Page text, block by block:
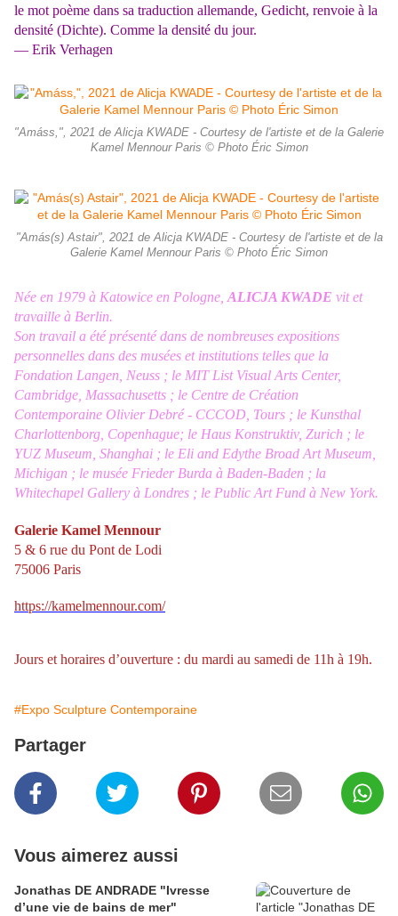
le mot poème dans sa traduction allemande, Gedicht, renvoie à la
densité (Dichte). Comme la densité du jour.
— Erik Verhagen
"Amáss,", 2021 de Alicja KWADE - Courtesy de l'artiste et de la Galerie
Kamel Mennour Paris © Photo Éric Simon
"Amás(s) Astair", 2021 de Alicja KWADE - Courtesy de l'artiste et de la
Galerie Kamel Mennour Paris © Photo Éric Simon
Née en 1979 à Katowice en Pologne, ALICJA KWADE vit et
travaille à Berlin.
Son travail a été présenté dans de nombreuses expositions
personnelles dans des musées et institutions telles que la
Fondation Langen, Neuss ; le MIT List Visual Arts Center,
Cambridge, Massachusetts ; le Centre de Création
Contemporaine Olivier Debré - CCCOD, Tours ; le Kunsthal
Charlottenborg, Copenhague; le Haus Konstruktiv, Zurich ; le
YUZ Museum, Shanghai ; le Eli and Edythe Broad Art Museum,
Michigan ; le musée Frieder Burda à Baden-Baden ; la
Whitechapel Gallery à Londres ; le Public Art Fund à New York.
Galerie Kamel Mennour
5 & 6 rue du Pont de Lodi
75006 Paris
https://kamelmennour.com/
Jours et horaires d’ouverture : du mardi au samedi de 11h à 19h.
#Expo Sculpture Contemporaine
Partager
Vous aimerez aussi
Jonathas DE ANDRADE "Ivresse
d’une vie de bains de mer"